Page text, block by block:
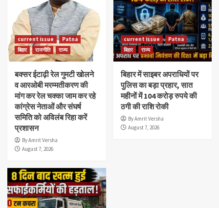
current issue
Patna
बिहार
राजनीति राज्य
बक्सर ईटाढ़ी रेल गुमटी खोलने
व आरओबी मरम्मतीकरण की
मांग कर रेल चक्का जाम कर रहे
कांग्रेस नेताओं और संघर्ष
समिति को अविलंब रिहा करें
प्रशासन
By Amrit Versha
August 7, 2026
current issue
Patna
बिहार
राज्य
बिहार में साइबर अपराधियों पर
पुलिस का बड़ा प्रहार, सात
महीनों में 104 करोड़ रुपये की
ठगी की राशि रोकी
By Amrit Versha
August 7, 2026